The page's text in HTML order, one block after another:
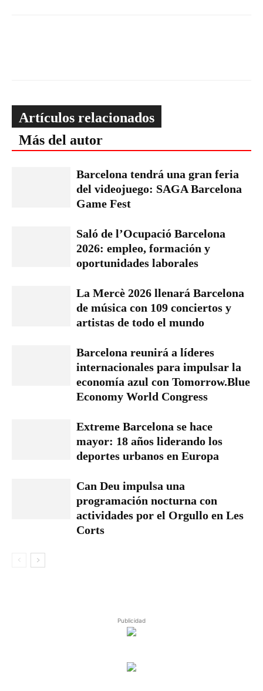
Artículos relacionados
Más del autor
Barcelona tendrá una gran feria
del videojuego: SAGA Barcelona
Game Fest
Saló de l’Ocupació Barcelona
2026: empleo, formación y
oportunidades laborales
La Mercè 2026 llenará Barcelona
de música con 109 conciertos y
artistas de todo el mundo
Barcelona reunirá a líderes
internacionales para impulsar la
economía azul con Tomorrow.Blue
Economy World Congress
Extreme Barcelona se hace
mayor: 18 años liderando los
deportes urbanos en Europa
Can Deu impulsa una
programación nocturna con
actividades por el Orgullo en Les
Corts
Publicidad